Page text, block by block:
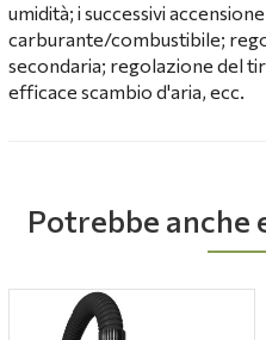
Potrebbe anche
umidità; i successivi
carburante/combustibile;
secondaria; regolazione del
efficace scambio d'aria, ecc.